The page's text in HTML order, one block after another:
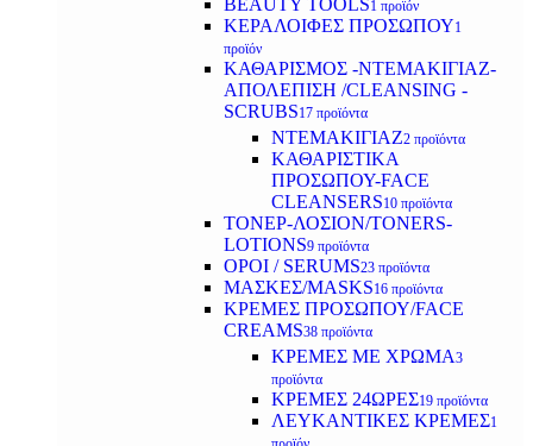
BEAUTY TOOLS1 προϊόν
ΚΕΡΑΛΟΙΦΕΣ ΠΡΟΣΩΠΟΥ1
προϊόν
ΚΑΘΑΡΙΣΜΟΣ -ΝΤΕΜΑΚΙΓΙΑΖ-
ΑΠΟΛΕΠΙΣΗ /CLEANSING -
SCRUBS17 προϊόντα
ΝΤΕΜΑΚΙΓΙΑΖ2 προϊόντα
ΚΑΘΑΡΙΣΤΙΚΑ
ΠΡΟΣΩΠΟΥ-FACE
CLEANSERS10 προϊόντα
ΤΟΝΕΡ-ΛΟΣΙΟΝ/TONERS-
LOTIONS9 προϊόντα
ΟΡΟΙ / SERUMS23 προϊόντα
ΜΑΣΚΕΣ/MASKS16 προϊόντα
ΚΡΕΜΕΣ ΠΡΟΣΩΠΟΥ/FACE
CREAMS38 προϊόντα
ΚΡΕΜΕΣ ΜΕ ΧΡΩΜΑ3
προϊόντα
ΚΡΕΜΕΣ 24ΩΡΕΣ19 προϊόντα
ΛΕΥΚΑΝΤΙΚΕΣ ΚΡΕΜΕΣ1